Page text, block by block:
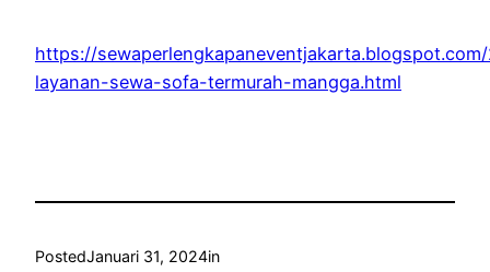
https://
layanan-sewa-sofa-termurah-mangga.html
PostedJanuari 31, 2024in